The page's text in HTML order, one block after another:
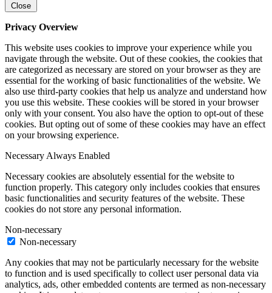
Close
Privacy Overview
This website uses cookies to improve your experience while you
navigate through the website. Out of these cookies, the cookies that
are categorized as necessary are stored on your browser as they are
essential for the working of basic functionalities of the website. We
also use third-party cookies that help us analyze and understand how
you use this website. These cookies will be stored in your browser
only with your consent. You also have the option to opt-out of these
cookies. But opting out of some of these cookies may have an effect
on your browsing experience.
Necessary Always Enabled
Necessary cookies are absolutely essential for the website to
function properly. This category only includes cookies that ensures
basic functionalities and security features of the website. These
cookies do not store any personal information.
Non-necessary
Non-necessary
Any cookies that may not be particularly necessary for the website
to function and is used specifically to collect user personal data via
analytics, ads, other embedded contents are termed as non-necessary